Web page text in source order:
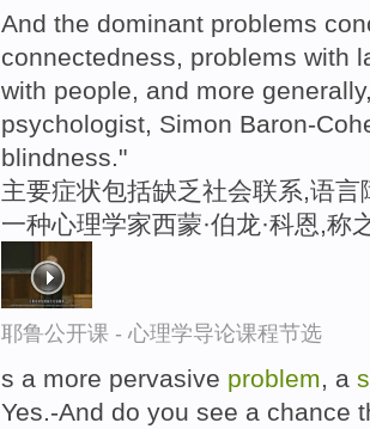
And the dominant problems
connectedness, problems with
with people, and more
psychologist, Simon Baron-
blindness."
主要症状包括缺乏社会联系,语
一种心理学家西蒙·伯龙·科恩,称
耶鲁公开课 - 心理学导论课程节选
s a more pervasive problem , a
Yes.-And do you see a chance